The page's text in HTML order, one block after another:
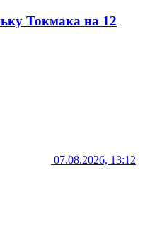
Токмака на 12
07.08.2026, 13:12